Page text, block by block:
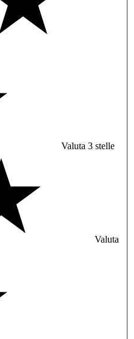
Valuta 3 stelle
Valuta